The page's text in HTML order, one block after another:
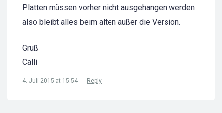
Platten müssen vorher nicht ausgehangen werden
also bleibt alles beim alten außer die Version.
Gruß
Calli
4. Juli 2015 at 15:54 Reply